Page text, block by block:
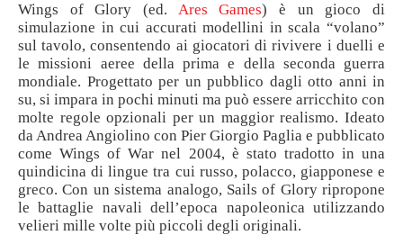
Wings of Glory (ed. Ares Games) è un gioco di
simulazione in cui accurati modellini in scala “volano”
sul tavolo, consentendo ai giocatori di rivivere i duelli e
le missioni aeree della prima e della seconda guerra
mondiale. Progettato per un pubblico dagli otto anni in
su, si impara in pochi minuti ma può essere arricchito con
molte regole opzionali per un maggior realismo. Ideato
da Andrea Angiolino con Pier Giorgio Paglia e pubblicato
come Wings of War nel 2004, è stato tradotto in una
quindicina di lingue tra cui russo, polacco, giapponese e
greco. Con un sistema analogo, Sails of Glory ripropone
le battaglie navali dell’epoca napoleonica utilizzando
velieri mille volte più piccoli degli originali.